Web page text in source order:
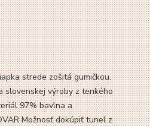
strede zošitá gumičkou.
slovenskej výroby z tenkého
97% bavlna a
Možnosť dokúpiť tunel z